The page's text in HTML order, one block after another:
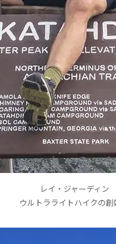
レイ・ジャーディン
ウルトラライトハイクの創